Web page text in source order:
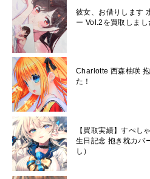
彼女、お借りします
ー Vol.2を買取しまし
Charlotte 西森柚咲
た！
【買取実績】すぺし
生日記念 抱き枕カバ
し）